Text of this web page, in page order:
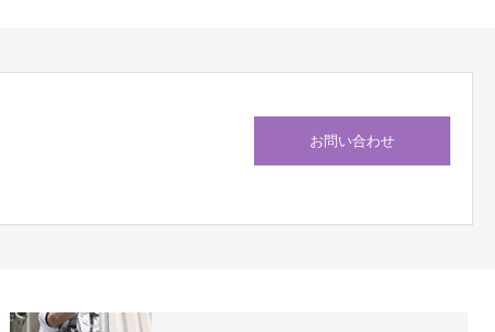
お問い合わせ